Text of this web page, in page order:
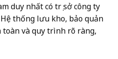
duy nhất có trụ sở công ty
thống lưu kho, bảo quản
toàn và quy trình rõ ràng,